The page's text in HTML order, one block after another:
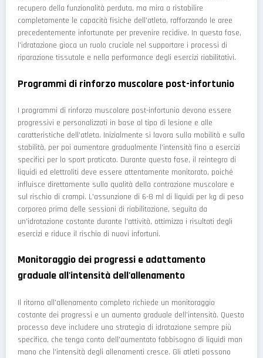
recupero della funzionalità perduta, ma mira a ristabilire
completamente le capacità fisiche dell'atleta, rafforzando le aree
precedentemente infortunate per prevenire recidive. In questa fase,
l'idratazione gioca un ruolo cruciale nel supportare i processi di
riparazione tissutale e nella performance degli esercizi riabilitativi.
Programmi di rinforzo muscolare post-infortunio
I programmi di rinforzo muscolare post-infortunio devono essere
progressivi e personalizzati in base al tipo di lesione e alle
caratteristiche dell'atleta. Inizialmente si lavora sulla mobilità e sulla
stabilità, per poi aumentare gradualmente l'intensità fino a esercizi
specifici per lo sport praticato. Durante questa fase, il reintegro di
liquidi ed elettroliti deve essere attentamente monitorato, poiché
influisce direttamente sulla qualità della contrazione muscolare e
sul rischio di crampi. L'assunzione di 6-8 ml di liquidi per kg di peso
corporeo prima delle sessioni di riabilitazione, seguita da
un'idratazione costante durante l'attività, ottimizza i risultati degli
esercizi e riduce il rischio di nuovi infortuni.
Monitoraggio dei progressi e adattamento
graduale all'intensità dell'allenamento
Il ritorno all'allenamento completo richiede un monitoraggio
costante dei progressi e un aumento graduale dell'intensità. Questo
processo deve includere una strategia di idratazione sempre più
specifica, che tenga conto dell'aumentato fabbisogno di liquidi man
mano che l'intensità degli allenamenti cresce. Gli atleti possono